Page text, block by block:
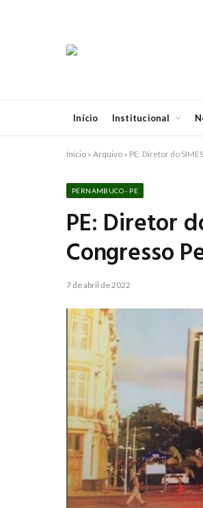
Início Institucional
Início » Arquivo » PE: Diretor do
PERNAMBUCO - PE
PE: Diretor
Congresso
7 de abril de 2022